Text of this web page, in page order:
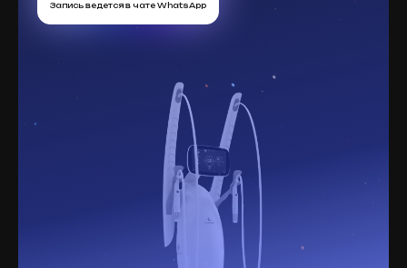
Запись ведется в чате WhatsApp